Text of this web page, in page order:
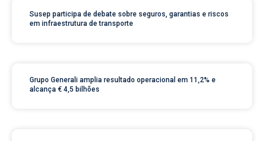
Susep participa de debate sobre seguros, garantias e riscos
em infraestrutura de transporte
Grupo Generali amplia resultado operacional em 11,2% e
alcança € 4,5 bilhões